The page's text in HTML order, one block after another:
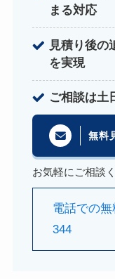
まる対応
見積り後の
を実現
ご相談は土
無料
お気軽にご相談
電話での
344